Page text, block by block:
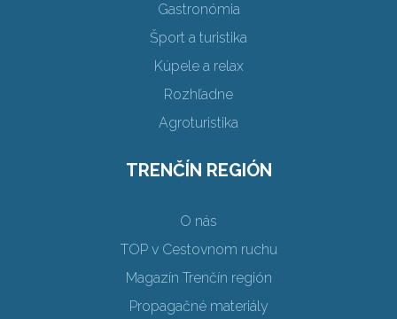
Gastronómia
Šport a turistika
Kúpele a relax
Rozhľadne
Agroturistika
TRENČÍN REGIÓN
O nás
TOP v Cestovnom ruchu
Magazín Trenčín región
Propagačné materiály